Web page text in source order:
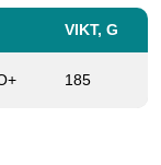
VIKT, G
185